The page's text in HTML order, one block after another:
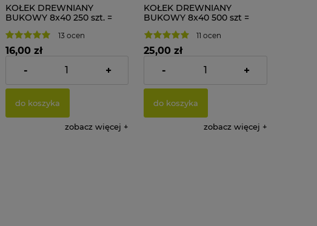
KOŁEK DREWNIANY
BUKOWY 8x40 250 szt. =
13 ocen
16,00 zł
Cena netto: 13,01 zł
- +
do koszyka
zobacz więcej
KOŁEK DREWNIANY
BUKOWY 8x40 500 szt =
11 ocen
25,00 zł
Cena netto: 20,33 zł
- +
do koszyka
zobacz więcej